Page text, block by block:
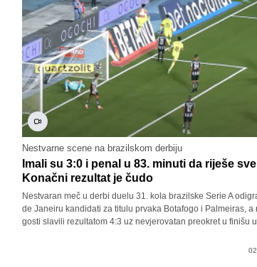
Nestvarne scene na brazilskom derbiju
Imali su 3:0 i penal u 83. minuti da riješe
Konačni rezultat je čudo
Nestvaran meč u derbi duelu 31. kola brazilske Serie A
de Janeiru kandidati za titulu prvaka Botafogo i Palmeiras, a
gosti slavili rezultatom 4:3 uz nevjerovatan preokret u finišu